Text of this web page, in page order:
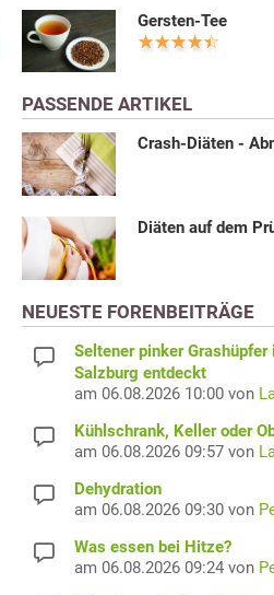
Gersten-Tee
PASSENDE ARTIKEL
Crash-Diäten -
Diäten auf dem
NEUESTE FORENBEITRÄGE
Seltener pinker Grashüpfer
Salzburg entdeckt
am 06.08.2026 10:00 von
Kühlschrank, Keller oder
am 06.08.2026 09:57 von
Dehydration
am 06.08.2026 09:30 von
Was essen bei Hitze?
am 06.08.2026 09:24 von